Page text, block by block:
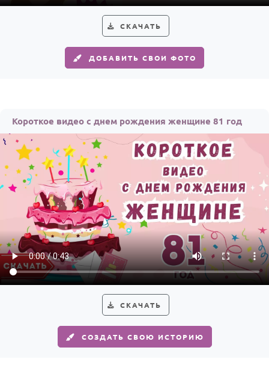
СКАЧАТЬ
ДОБАВИТЬ СВОИ ФОТО
Короткое видео с днем рождения женщине 81 год
СКАЧАТЬ
СОЗДАТЬ СВОЮ ИСТОРИЮ